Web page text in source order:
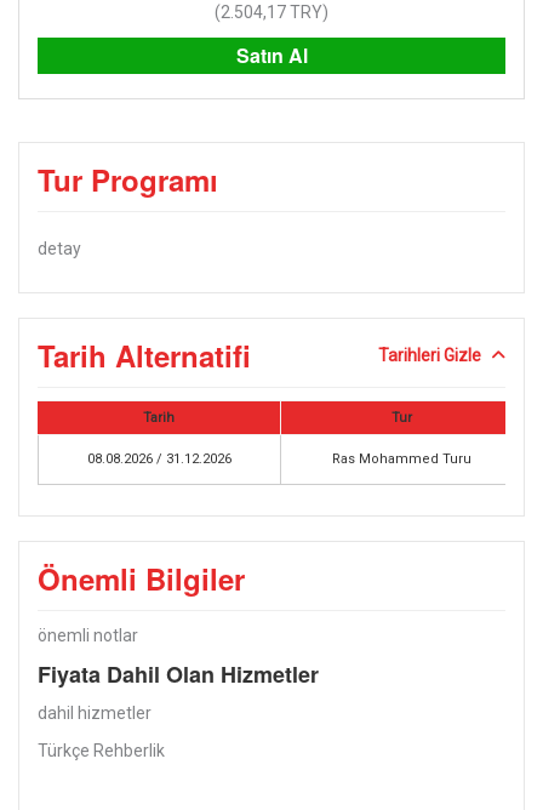
(2.504,17TRY)
Satın Al
Tur Programı
detay
Tarih Alternatifi Tarihleri Gizle
Tarih Tur
08.08.2026 / 31.12.2026 Ras Mohammed Turu
Önemli Bilgiler
önemli notlar
Fiyata Dahil Olan Hizmetler
dahil hizmetler
Türkçe Rehberlik